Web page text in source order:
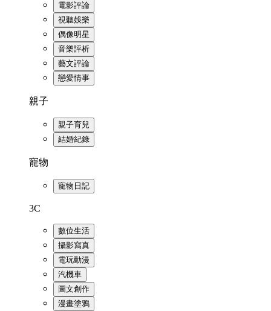
電影評論
視聽娛樂
偶像明星
音樂評析
藝文評論
戀愛情事
親子
親子育兒
結婚紀錄
寵物
寵物日記
3C
數位生活
攝影寫真
電玩動漫
汽機車
圖文創作
漫畫塗鴉